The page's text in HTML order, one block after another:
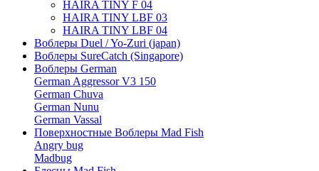
HAIRA TINY F 04
HAIRA TINY LBF 03
HAIRA TINY LBF 04
Воблеры Duel / Yo-Zuri (japan)
Воблеры SureCatch (Singapore)
Воблеры German
German Aggressor V3 150
German Chuva
German Nunu
German Vassal
Поверхностные Воблеры Mad Fish
Angry bug
Madbug